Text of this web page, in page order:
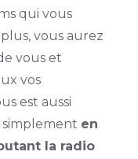
qui vous
vous aurez
vous et
vos
est aussi
en
la radio